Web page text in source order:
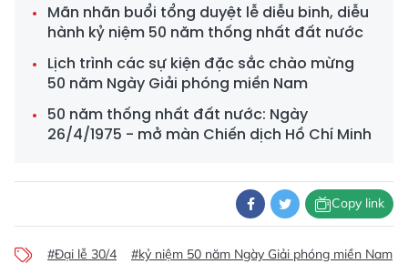
Mãn nhãn buổi tổng duyệt lễ diễu binh, diễu
hành kỷ niệm 50 năm thống nhất đất nước
Lịch trình các sự kiện đặc sắc chào mừng
50 năm Ngày Giải phóng miền Nam
50 năm thống nhất đất nước: Ngày
26/4/1975 - mở màn Chiến dịch Hồ Chí Minh
Copy link
#Đại lễ 30/4 #kỷ niệm 50 năm Ngày Giải phóng miền Nam